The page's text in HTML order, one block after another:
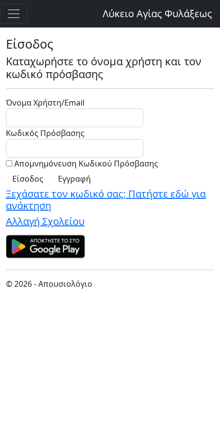
Λύκειο Αγίας Φυλάξεως
Είσοδος
Καταχωρήστε το όνομα χρήστη και τον
κωδικό πρόσβασης
Όνομα Χρήστη/Email
Κωδικός Πρόσβασης
Απομνημόνευση Κωδικού Πρόσβασης
Εγγραφή
Ξεχάσατε τον κωδικό σας; Πατήστε εδώ για
ανάκτηση
Αλλαγή Σχολείου
© 2026 - Απουσιολόγιο